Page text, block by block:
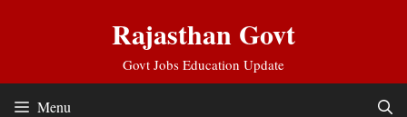
Rajasthan Govt
Govt Jobs Education Update
Menu